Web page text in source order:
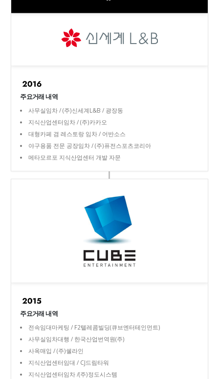
주요거래 내역
사무실임차 / (주)신세계L&B / 광장동
지식산업센터임차 / (주)카카오
대형카페 겸 레스토랑 임차 / 어반소스
야구용품 전문 공장임차 / (주)퓨전스포츠코리아
메타모르포 지식산업센터 개발 자문
주요거래 내역
전속임대마케팅 / F2텔레콤빌딩(큐브엔터테인먼트)
사무실임차대행 / 한국산업번역원(주)
사옥매입 / (주)쉘라인
지식산업센터임대 / CJ드림타워
지식산업센터임차 /(주)정도시스템